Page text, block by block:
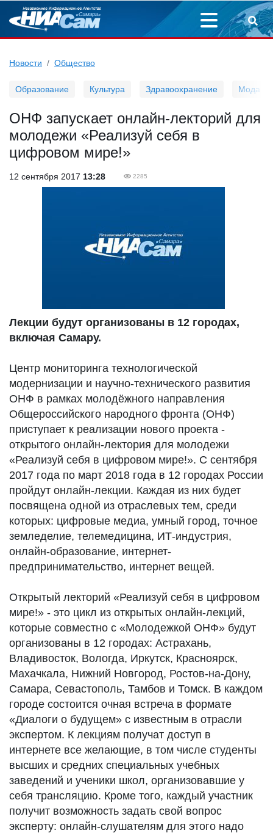
Новости Общество
Образование Культура Здравоохранение Мода
ОНФ запускает онлайн-лекторий для
молодежи «Реализуй себя в
цифровом мире!»
12 сентября 2017 13:28 2285
Лекции будут организованы в 12 городах,
включая Самару.
Центр мониторинга технологической
модернизации и научно-технического развития
ОНФ в рамках молодёжного направления
Общероссийского народного фронта (ОНФ)
приступает к реализации нового проекта -
открытого онлайн-лектория для молодежи
«Реализуй себя в цифровом мире!». С сентября
2017 года по март 2018 года в 12 городах России
пройдут онлайн-лекции. Каждая из них будет
посвящена одной из отраслевых тем, среди
которых: цифровые медиа, умный город, точное
земледелие, телемедицина, ИТ-индустрия,
онлайн-образование, интернет-
предпринимательство, интернет вещей.
Открытый лекторий «Реализуй себя в цифровом
мире!» - это цикл из открытых онлайн-лекций,
которые совместно с «Молодежкой ОНФ» будут
организованы в 12 городах: Астрахань,
Владивосток, Вологда, Иркутск, Красноярск,
Махачкала, Нижний Новгород, Ростов-на-Дону,
Самара, Севастополь, Тамбов и Томск. В каждом
городе состоится очная встреча в формате
«Диалоги о будущем» с известным в отрасли
экспертом. К лекциям получат доступ в
интернете все желающие, в том числе студенты
высших и средних специальных учебных
заведений и ученики школ, организовавшие у
себя трансляцию. Кроме того, каждый участник
получит возможность задать свой вопрос
эксперту: онлайн-слушателям для этого надо